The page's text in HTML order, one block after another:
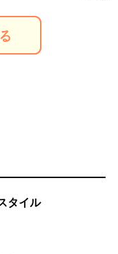
タイル